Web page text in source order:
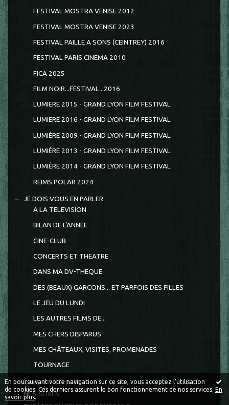
En poursuivant votre navigation sur ce site, vous acceptez l'utilisation
de cookies. Ces derniers assurent le bon fonctionnement de nos services. En
savoir plus.
FESTIVAL MOSTRA VENISE 2012
FESTIVAL MOSTRA VENISE 2023
FESTIVAL PAILLE A SONS (CEINTREY) 2016
FESTIVAL PARIS CINEMA 2010
FICA 2025
FILM NOIR...FESTIVAL...2016
LUMIERE 2015 - GRAND LYON FILM FESTIVAL
LUMIERE 2016 - GRAND LYON FILM FESTIVAL
LUMIÈRE 2009 - GRAND LYON FILM FESTIVAL
LUMIÈRE 2013 - GRAND LYON FILM FESTIVAL
LUMIÈRE 2014 - GRAND LYON FILM FESTIVAL
REIMS POLAR 2024
JE DOIS VOUS EN PARLER
A LA TELEVISION
BILAN DE L'ANNEE
CINE-CLUB
CONCERTS ET THEATRE
DANS MA DV-THEQUE
DES (BEAUX) GARCONS... ET PARFOIS DES FILLES
LE JEU DU LUNDI
LES AUTRES FILMS DE...
MES CHERS DISPARUS
MES CHÂTEAUX, VISITES, PROMENADES
TOURNAGE
La vie est une pute
MES SÉRIES